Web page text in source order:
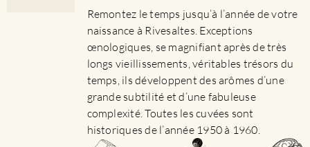
sur
la
page
du
produit
Remontez le temps jusqu’à l’année de votre
naissance à Rivesaltes. Exceptions
œnologiques, se magnifiant après de très
longs vieillissements, véritables trésors du
temps, ils développent des arômes d’une
grande subtilité et d’une fabuleuse
complexité. Toutes les cuvées sont
historiques de l’année 1950 à 1960.